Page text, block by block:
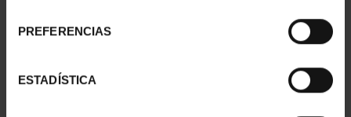
PREFERENCIAS
ESTADÍSTICA